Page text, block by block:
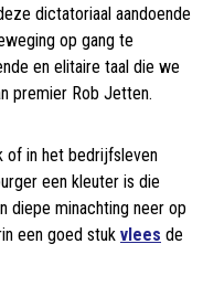
dictatoriaal aandoende
op gang te
en elitaire taal die we
premier Rob Jetten.
of in het bedrijfsleven
een kleuter is die
diepe minachting neer op
een goed stuk vlees de